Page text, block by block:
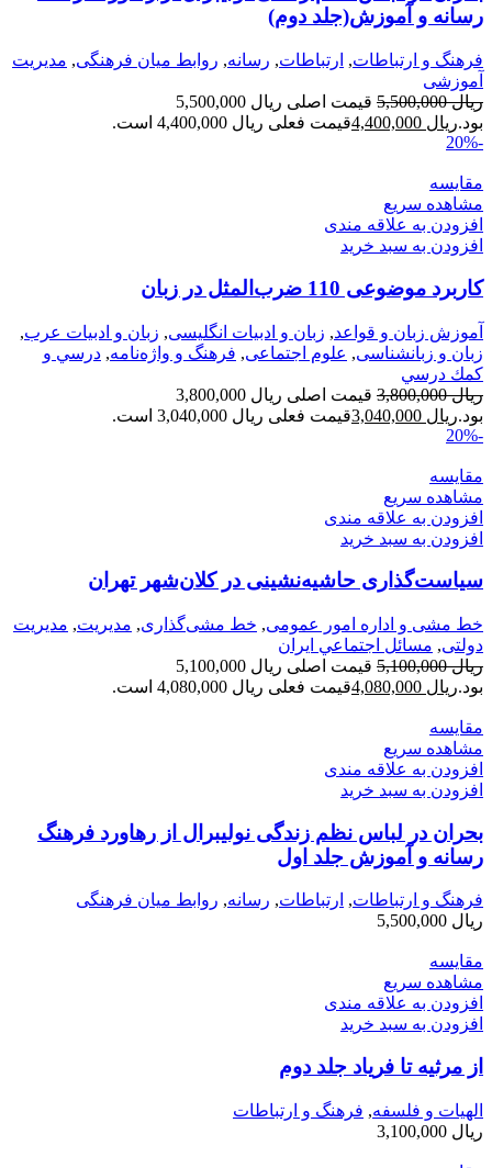
رسانه و آموزش(جلد دوم)
فرهنگ و ارتباطات, ارتباطات, رسانه, روابط میان فرهنگی, مدیریت
آموزشی
ریال5,500,000
قیمت اصلی ریال 5,500,000
بود.ریال
قیمت فعلی ریال 4,400,000 است.
-20%
مقایسه
مشاهده سریع
افزودن به علاقه مندی
افزودن به سبد خرید
کاربرد موضوعی 110 ضرب‌المثل در زبان
آموزش زبان و قواعد, زبان و ادبیات انگلیسی, زبان و ادبیات عرب,
زبان و زبانشناسی, علوم اجتماعی, فرهنگ و واژه‌نامه, درسي و
كمك درسي
ریال3,800,000
قیمت اصلی ریال 3,800,000
بود.ریال
قیمت فعلی ریال 3,040,000 است.
-20%
مقایسه
مشاهده سریع
افزودن به علاقه مندی
افزودن به سبد خرید
سیاست‌گذاری حاشیه‌نشینی در کلان‌شهر تهران
خط مشی و اداره امور عمومی, خط مشی‌گذاری, مديريت, مدیریت
دولتی, مسائل اجتماعي ايران
ریال5,100,000
قیمت اصلی ریال 5,100,000
بود.ریال قیمت فعلی ریال 4,080,000 است.
مقایسه
مشاهده سریع
افزودن به علاقه مندی
افزودن به سبد خرید
بحران در لباس نظم زندگی نولیبرال از رهاورد فرهنگ
رسانه و آموزش جلد اول
فرهنگ و ارتباطات, ارتباطات, رسانه, روابط میان فرهنگی
ریال
مقایسه
مشاهده سریع
افزودن به علاقه مندی
افزودن به سبد خرید
از مرثیه تا فریاد جلد دوم
الهیات و فلسفه, فرهنگ و ارتباطات
ریال